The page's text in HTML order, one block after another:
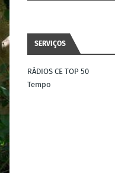
SERVIÇOS
RÁDIOS CE TOP 50
Tempo